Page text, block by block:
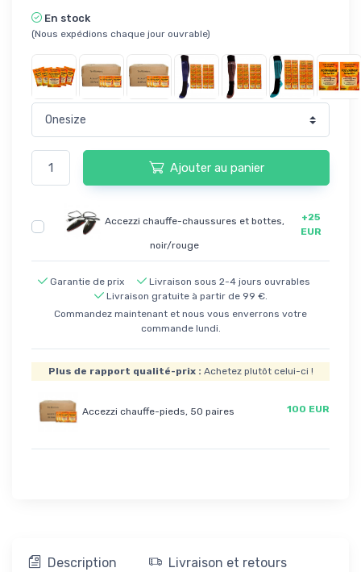
En stock
(Nous expédions chaque jour ouvrable)
Ajouter au panier
Accezzi chauffe-chaussures et bottes,
noir/rouge
+25
EUR
Garantie de prix
Livraison sous 2-4 jours ouvrables
Livraison gratuite à partir de 99 €.
Commandez maintenant et nous vous enverrons votre
commande lundi.
Plus de rapport qualité-prix : Achetez plutôt celui-ci !
Accezzi chauffe-pieds, 50 paires 100 EUR
Description Livraison et retours